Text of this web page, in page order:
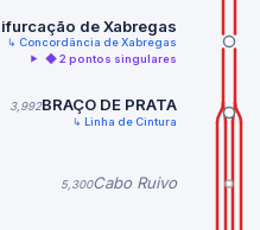
de Xabregas
↳ Concordância de Xabregas
◆ 2 pontos singulares
3,992BRAÇO DE PRATA
↳ Linha de Cintura
5,300Cabo Ruivo